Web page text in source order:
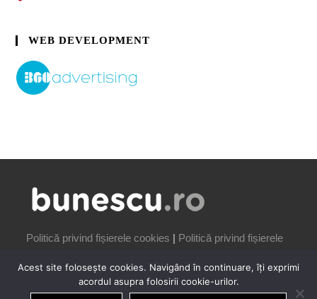
WEB DEVELOPMENT
Politică privind fișierele cookies | Politică privind fișierele
Acest site folosește cookies. Navigând în continuare, îți exprimi
acordul asupra folosirii cookie-urilor.